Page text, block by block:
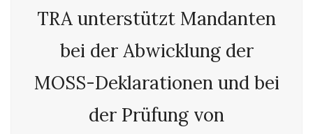
TRA unterstützt Mandanten
bei der Abwicklung der
MOSS-Deklarationen und bei
der Prüfung von